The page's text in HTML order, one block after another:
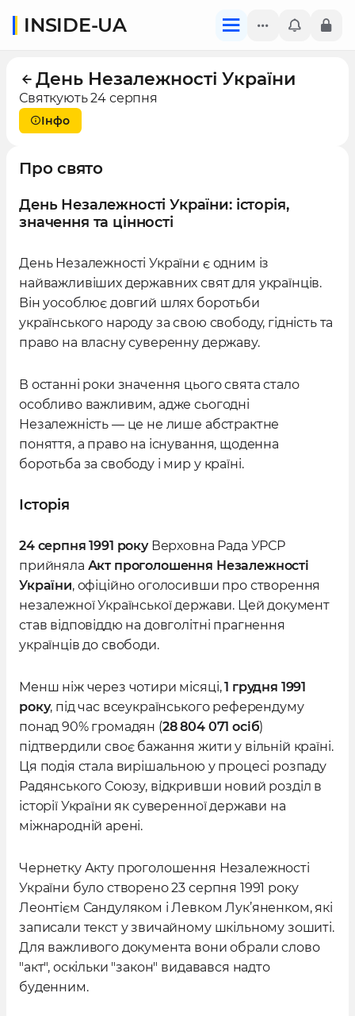
INSIDE-UA
День Незалежності України
Святкують 24 серпня
Інфо
Про свято
День Незалежності України: історія,
значення та цінності
День Незалежності України є одним із
найважливіших державних свят для українців.
Він уособлює довгий шлях боротьби
українського народу за свою свободу, гідність та
право на власну суверенну державу.
В останні роки значення цього свята стало
особливо важливим, адже сьогодні
Незалежність — це не лише абстрактне
поняття, а право на існування, щоденна
боротьба за свободу і мир у країні.
Історія
24 серпня 1991 рокуВерховна Рада УРСР
прийняла Акт проголошення Незалежності
України, офіційно оголосивши про створення
незалежної Української держави. Цей документ
став відповіддю на довголітні прагнення
українців до свободи.
Менш ніж через чотири місяці,1 грудня 1991
року, під час всеукраїнського референдуму
понад 90% громадян (28 804 071 осіб)
підтвердили своє бажання жити у вільній країні.
Ця подія стала вирішальною у процесі розпаду
Радянського Союзу, відкривши новий розділ в
історії України як суверенної держави на
міжнародній арені.
Чернетку Акту проголошення Незалежності
України було створено 23 серпня 1991 року
Леонтієм Сандуляком і Левком Лук’яненком, які
записали текст у звичайному шкільному зошиті.
Для важливого документа вони обрали слово
"акт", оскільки "закон" видавався надто
буденним.